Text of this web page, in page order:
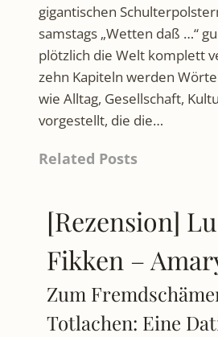
gigantischen
samstags „Wetten daß …“
plötzlich die Welt komplett
zehn Kapiteln werden
wie Alltag, Gesellschaft,
vorgestellt, die die…
Related Posts
[Rezension]
Fikken –
Zum
Totlachen: Eine